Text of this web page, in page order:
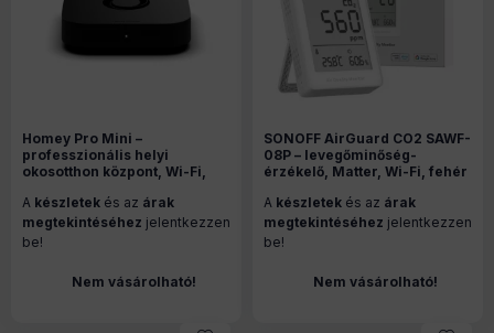
Homey Pro Mini –
professzionális helyi
okosotthon központ, Wi-Fi,
Ethernet
A készletek és az árak
megtekintéséhez jelentkezzen
be!
Nem vásárolható!
SONOFF AirGuard CO2 SAWF-
08P – levegőminőség-
érzékelő, Matter, Wi-Fi, fehér
A készletek és az árak
megtekintéséhez jelentkezzen
be!
Nem vásárolható!